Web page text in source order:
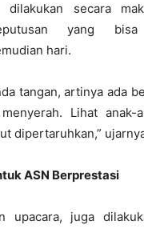
dilakukan secara
yang bisa
hari.
tangan, artinya ada
Lihat anak-
dipertaruhkan,”
ASN Berprestasi
upacara, juga